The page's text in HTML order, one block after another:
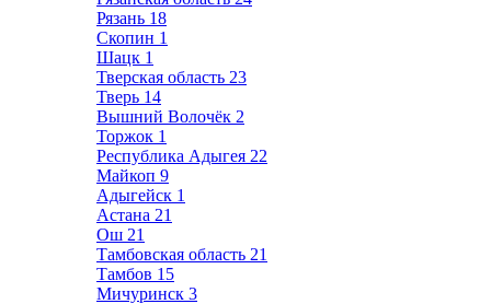
Рязань 18
Скопин 1
Шацк 1
Тверская область 23
Тверь 14
Вышний Волочёк 2
Торжок 1
Республика Адыгея 22
Майкоп 9
Адыгейск 1
Астана 21
Ош 21
Тамбовская область 21
Тамбов 15
Мичуринск 3